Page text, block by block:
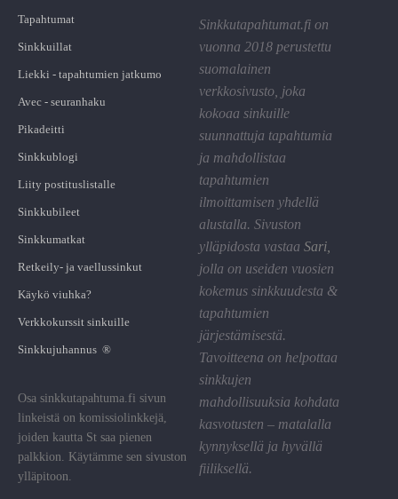
Tapahtumat
Sinkkuillat
Liekki - tapahtumien jatkumo
Avec - seuranhaku
Pikadeitti
Sinkkublogi
Liity postituslistalle
Sinkkubileet
Sinkkumatkat
Retkeily- ja vaellussinkut
Käykö viuhka?
Verkkokurssit sinkuille
Sinkkujuhannus ®
Osa sinkkutapahtuma.fi sivun
linkeistä on komissiolinkkejä,
joiden kautta St saa pienen
palkkion. Käytämme sen sivuston
ylläpitoon.
Sinkkutapahtumat.fi on
vuonna 2018 perustettu
suomalainen
verkkosivusto, joka
kokoaa sinkuille
suunnattuja tapahtumia
ja mahdollistaa
tapahtumien
ilmoittamisen yhdellä
alustalla. Sivuston
ylläpidosta vastaa Sari
jolla on useiden vuosien
kokemus sinkkuudesta &
tapahtumien
järjestämisestä.
Tavoitteena on helpottaa
sinkkujen
mahdollisuuksia kohdata
kasvotusten – matalalla
kynnyksellä ja hyvällä
fiiliksellä.